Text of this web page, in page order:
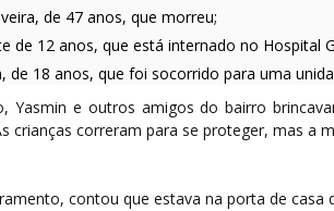
de 47 anos, que morreu;
de 12 anos, que está internado no Hospital
de 18 anos, que foi socorrido para uma
Yasmin e outros amigos do bairro
crianças correram para se proteger, mas a
contou que estava na porta de casa